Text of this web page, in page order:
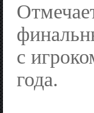
с
года.